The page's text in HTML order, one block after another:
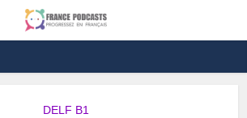
DELF B1